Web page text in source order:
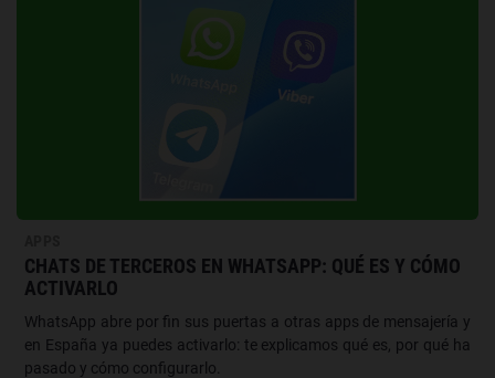
CHATS DE TERCEROS EN WHATSAPP: QUÉ ES Y CÓMO
ACTIVARLO
WhatsApp abre por fin sus puertas a otras apps de mensajería y
en España ya puedes activarlo: te explicamos qué es, por qué ha
pasado y cómo configurarlo.